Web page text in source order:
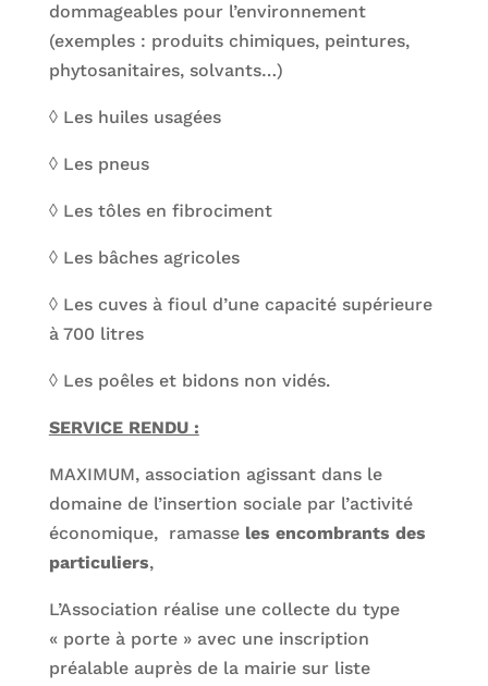
dommageables pour l’environnement
(exemples : produits chimiques, peintures,
phytosanitaires, solvants…)
◊ Les huiles usagées
◊ Les pneus
◊ Les tôles en fibrociment
◊ Les bâches agricoles
◊ Les cuves à fioul d’une capacité supérieure
à 700 litres
◊ Les poêles et bidons non vidés.
SERVICE RENDU :
MAXIMUM, association agissant dans le
domaine de l’insertion sociale par l’activité
économique, ramasse les encombrants des
particuliers,
L’Association réalise une collecte du type
« porte à porte » avec une inscription
préalable auprès de la mairie sur liste